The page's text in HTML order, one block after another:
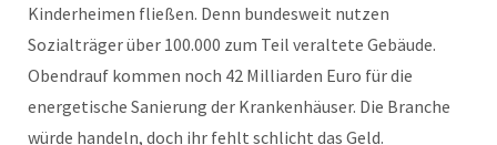
Kinderheimen fließen. Denn bundesweit nutzen
Sozialträger über 100.000 zum Teil veraltete Gebäude.
Obendrauf kommen noch 42 Milliarden Euro für die
energetische Sanierung der Krankenhäuser. Die Branche
würde handeln, doch ihr fehlt schlicht das Geld.